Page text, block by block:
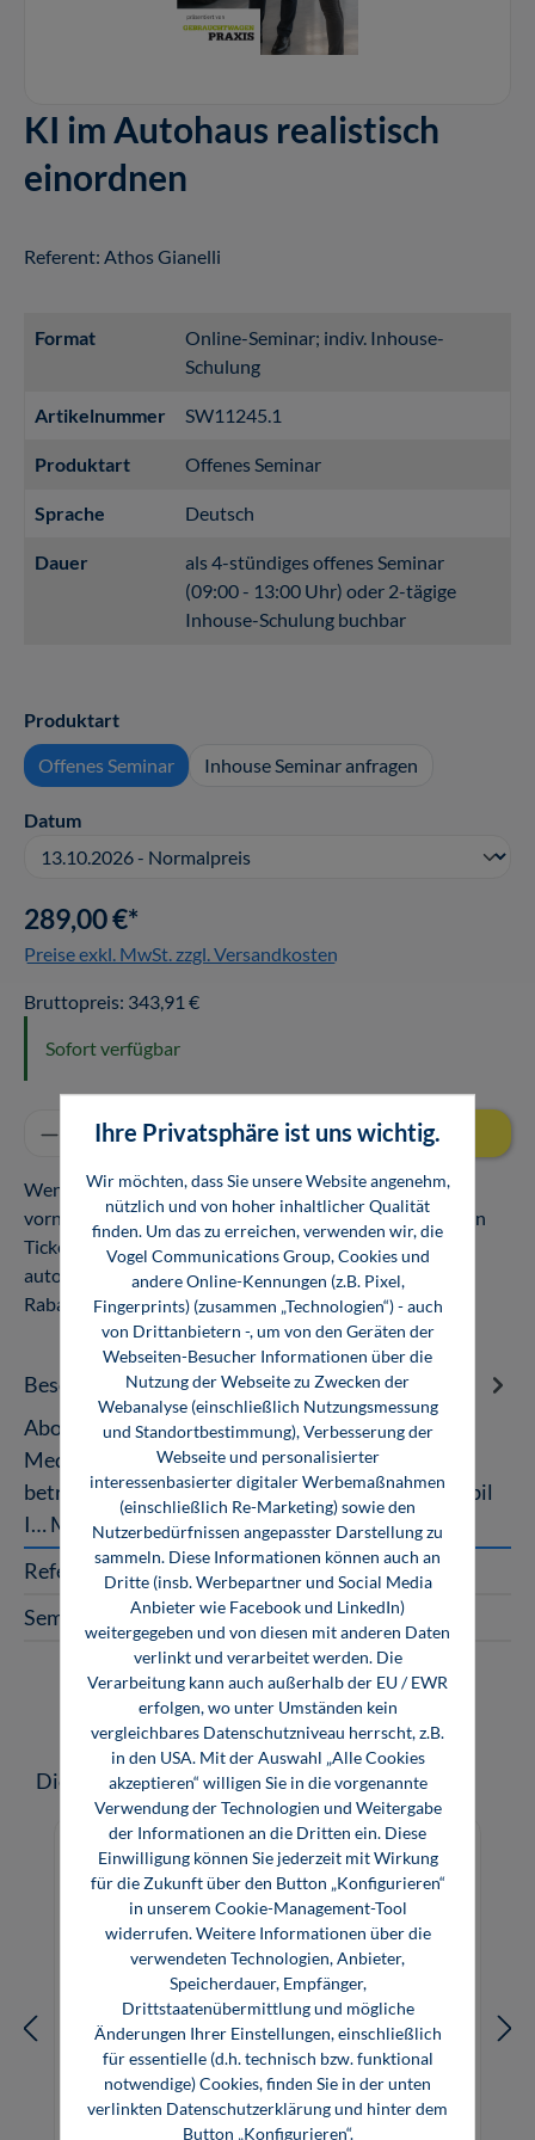
KI im Autohaus realistisch
einordnen
Referent: Athos Gianelli
Format
Online-Seminar; indiv. Inhouse-
Schulung
Artikelnummer SW11245.1
Produktart Offenes Seminar
Sprache Deutsch
Dauer
als 4-stündiges offenes Seminar
(09:00 - 13:00 Uhr) oder 2-tägige
Inhouse-Schulung buchbar
Produktartauswählen
Offenes Seminar Inhouse Seminar anfragen
Datumauswählen
289,00 €*
Preise exkl. MwSt. zzgl. Versandkosten
Bruttopreis: 343,91 €
Sofort verfügbar
Produkt Anzahl: Gib den gewünschten
In den Warenkorb
Wenn Sie gleichzeitig zwei oder mehrere Anmeldungen
vornehmen, erhalten Sie auf das zweite und alle weiteren
Tickets einen Rabatt. Der Preis pro Teilnehmer wird
automatisch reduziert. Keine Kombination mit anderen
Rabattaktionen möglich.
Beschreibung
Abonnenten unserer Automotive
Medienmarken »Gebrauchtwagen Praxis«, »kfz-
betrieb«, »Fahrzeug + Karosserie« oder »Automobil
I… Mehr
Referent
Seminar als Inhouse-Workshop
Produktgalerie überspringen
Diese Seminare könnten Sie auch interessieren
Ihre Privatsphäre ist uns wichtig.
Wir möchten, dass Sie unsere Website angenehm,
nützlich und von hoher inhaltlicher Qualität
finden. Um das zu erreichen, verwenden wir, die
Vogel Communications Group, Cookies und
andere Online-Kennungen (z.B. Pixel,
Fingerprints) (zusammen „Technologien“) - auch
von Drittanbietern -, um von den Geräten der
Webseiten-Besucher Informationen über die
Nutzung der Webseite zu Zwecken der
Webanalyse (einschließlich Nutzungsmessung
und Standortbestimmung), Verbesserung der
Webseite und personalisierter
interessenbasierter digitaler Werbemaßnahmen
(einschließlich Re-Marketing) sowie den
Nutzerbedürfnissen angepasster Darstellung zu
sammeln. Diese Informationen können auch an
Dritte (insb. Werbepartner und Social Media
Anbieter wie Facebook und LinkedIn)
weitergegeben und von diesen mit anderen Daten
verlinkt und verarbeitet werden. Die
Verarbeitung kann auch außerhalb der EU / EWR
erfolgen, wo unter Umständen kein
vergleichbares Datenschutzniveau herrscht, z.B.
in den USA. Mit der Auswahl „Alle Cookies
akzeptieren“ willigen Sie in die vorgenannte
Verwendung der Technologien und Weitergabe
der Informationen an die Dritten ein. Diese
Einwilligung können Sie jederzeit mit Wirkung
für die Zukunft über den Button „Konfigurieren“
in unserem Cookie-Management-Tool
widerrufen. Weitere Informationen über die
verwendeten Technologien, Anbieter,
Speicherdauer, Empfänger,
Drittstaatenübermittlung und mögliche
Änderungen Ihrer Einstellungen, einschließlich
für essentielle (d.h. technisch bzw. funktional
notwendige) Cookies, finden Sie in der unten
verlinkten Datenschutzerklärung und hinter dem
Button „Konfigurieren“.